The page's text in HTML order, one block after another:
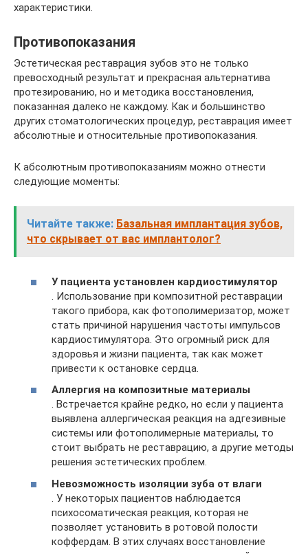
характеристики.
Противопоказания
Эстетическая реставрация зубов это не только
превосходный результат и прекрасная альтернатива
протезированию, но и методика восстановления,
показанная далеко не каждому. Как и большинство
других стоматологических процедур, реставрация имеет
абсолютные и относительные противопоказания.
К абсолютным противопоказаниям можно отнести
следующие моменты:
Читайте также: Базальная имплантация зубов,
что скрывает от вас имплантолог?
У пациента установлен кардиостимулятор
. Использование при композитной реставрации
такого прибора, как фотополимеризатор, может
стать причиной нарушения частоты импульсов
кардиостимулятора. Это огромный риск для
здоровья и жизни пациента, так как может
привести к остановке сердца.
Аллергия на композитные материалы
. Встречается крайне редко, но если у пациента
выявлена аллергическая реакция на адгезивные
системы или фотополимерные материалы, то
стоит выбрать не реставрацию, а другие методы
решения эстетических проблем.
Невозможность изоляции зуба от влаги
. У некоторых пациентов наблюдается
психосоматическая реакция, которая не
позволяет установить в ротовой полости
коффердам. В этих случаях восстановление